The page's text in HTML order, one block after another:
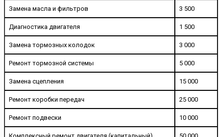
Замена масла и фильтров
3 500
Диагностика двигателя 1 500
Замена тормозных колодок 3 000
Ремонт тормозной системы 5 000
Замена сцепления 15 000
Ремонт коробки передач 25 000
Ремонт подвески 10 000